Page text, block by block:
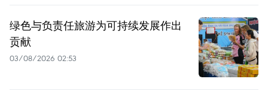
绿色与负责任旅游为可持续发展作出
贡献
03/08/2026 02:53